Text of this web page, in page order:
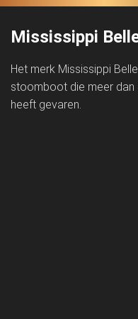
Mississippi
Het merk Mississippi
stoomboot die meer dan
heeft gevaren.